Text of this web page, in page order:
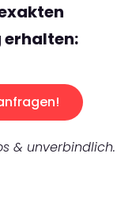
& unverbindlich.